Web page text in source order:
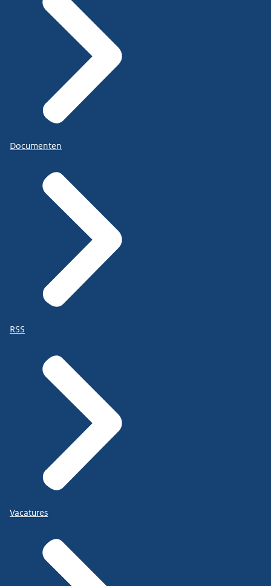
Documenten
RSS
Vacatures